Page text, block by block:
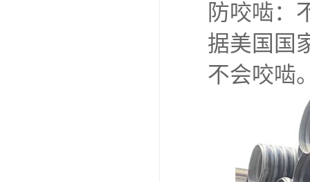
防咬啮：
据美国国
不会咬啮